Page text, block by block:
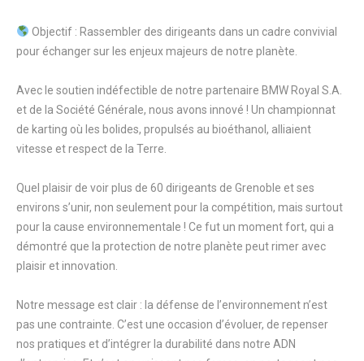
Objectif: Rassembler des dirigeants dans un cadre convivial
pour échanger sur les enjeux majeurs de notre planète.
Avec le soutien indéfectible de notre partenaire BMW Royal S.A.
et de la Société Générale, nous avons innové ! Un championnat
de karting où les bolides, propulsés au bioéthanol, alliaient
vitesse et respect de la Terre.
Quel plaisir de voir plus de 60 dirigeants de Grenoble et ses
environs s’unir, non seulement pour la compétition, mais surtout
pour la cause environnementale ! Ce fut un moment fort, qui a
démontré que la protection de notre planète peut rimer avec
plaisir et innovation.
Notre message est clair : la défense de l’environnement n’est
pas une contrainte. C’est une occasion d’évoluer, de repenser
nos pratiques et d’intégrer la durabilité dans notre ADN